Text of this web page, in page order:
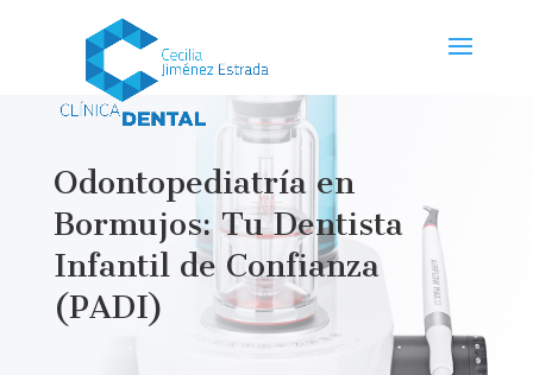
Odontopediatría en
Bormujos: Tu Dentista
Infantil de Confianza
(PADI)